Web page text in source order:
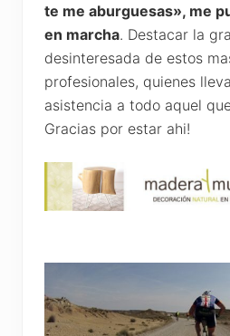
te me aburguesas», me
en marcha. Destacar la
desinteresada de estos
profesionales, quienes
asistencia a todo aquel
Gracias por estar ahi!